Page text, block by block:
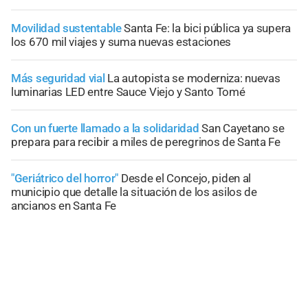
Movilidad sustentableSanta Fe: la bici pública ya supera
los 670 mil viajes y suma nuevas estaciones
Más seguridad vial La autopista se moderniza: nuevas
luminarias LED entre Sauce Viejo y Santo Tomé
Con un fuerte llamado a la solidaridad San Cayetano se
prepara para recibir a miles de peregrinos de Santa Fe
"Geriátrico del horror" Desde el Concejo, piden al
municipio que detalle la situación de los asilos de
ancianos en Santa Fe